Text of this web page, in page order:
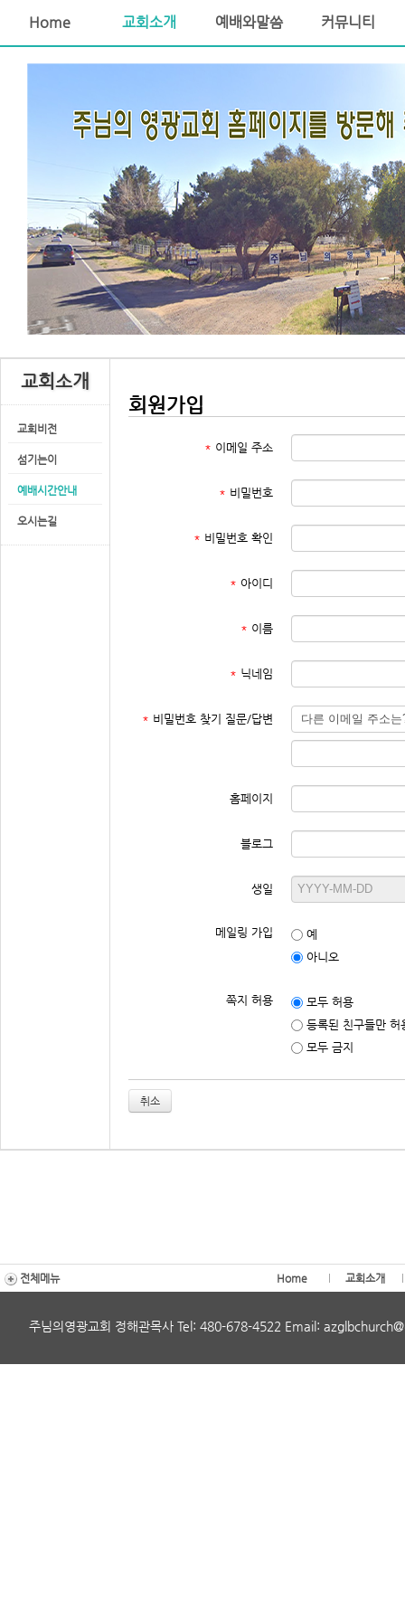
Home 교회소개 예배와말씀 커뮤니티
교회소개
교회비전
섬기는이
예배시간안내
오시는길
회원가입
* 이메일 주소
* 비밀번호
* 비밀번호 확인
* 아이디
* 이름
* 닉네임
* 비밀번호 찾기 질문/답변
홈페이지
블로그
생일
메일링 가입
예
아니오
쪽지 허용
모두 허용
등록된 친구들만 허
모두 금지
취소
Home 교회소개
전체메뉴
주님의영광교회 정해관목사 Tel: 480-678-4522 Email: